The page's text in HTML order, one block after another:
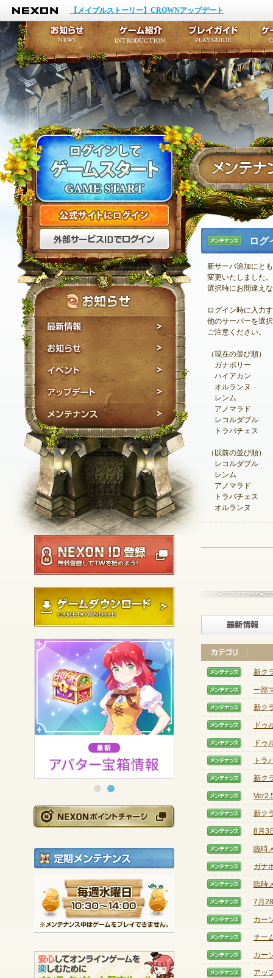
NEXON
【メイプルストーリー】CROWNアップデート
公式サイトにログイン
外部サービスIDでログ
最新情報
イベント
アップデート
メンテナンス
ゲームダウンロード
NEXONポイントチ
定期メンテナンス
毎週水曜日 10:30
※メンテナンス中は
メンテナ
ンス
ログ
新サーバ追加にと
変更いたしました。
選択時にお間違え
ログイン時に入力
他のサーバーを選
ご注意ください。
（現在の並び順）
ガナポリー
ハイアカン
オルランヌ
レンム
アノマラド
レコルダブル
トラバチェス
（以前の並び順）
レコルダブル
レンム
アノマラド
トラバチェス
オルランヌ
【メ
新ク
【メ
一部
【メ
新ク
【メ
ドゥ
【メ
ドゥ
【メ
トラ
【メ
新ク
【メ
【メ
新ク
【メ
8月3
【メ
臨時
【メ
ガナ
【メ
臨時
【メ
7月
【メ
カー
【メ
チー
【メ
カー
【メ
アッ
お知らせ
イベント
アップデート
メンテナンス
ゲーム紹介
キャラクター作成
テイルズ初級者講座
ここだけは知ってお